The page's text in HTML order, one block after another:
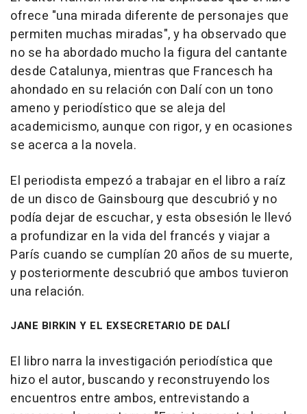
ofrece "una mirada diferente de personajes que
permiten muchas miradas", y ha observado que
no se ha abordado mucho la figura del cantante
desde Catalunya, mientras que Francesch ha
ahondado en su relación con Dalí con un tono
ameno y periodístico que se aleja del
academicismo, aunque con rigor, y en ocasiones
se acerca a la novela.
El periodista empezó a trabajar en el libro a raíz
de un disco de Gainsbourg que descubrió y no
podía dejar de escuchar, y esta obsesión le llevó
a profundizar en la vida del francés y viajar a
París cuando se cumplían 20 años de su muerte,
y posteriormente descubrió que ambos tuvieron
una relación.
JANE BIRKIN Y EL EXSECRETARIO DE DALÍ
El libro narra la investigación periodística que
hizo el autor, buscando y reconstruyendo los
encuentros entre ambos, entrevistando a